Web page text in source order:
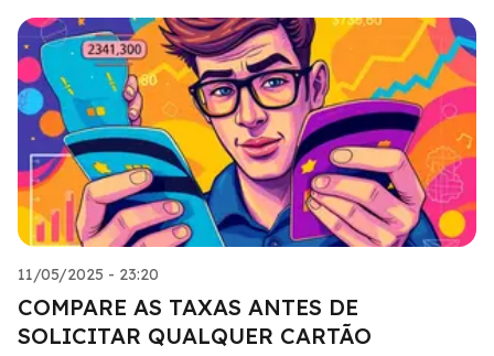
11/05/2025 - 23:20
COMPARE AS TAXAS ANTES DE
SOLICITAR QUALQUER CARTÃO